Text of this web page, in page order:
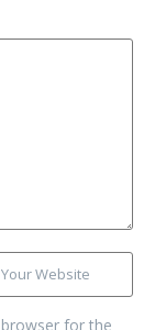
for the